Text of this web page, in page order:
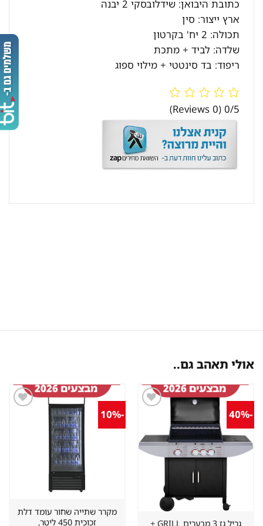
כתובת היבואן: שידלובסקי 2 יבנה
ארץ ייצור: סין
תכולה: 2 יח' בקרטון
שלדה: לביד + מתכת
ריפוד: בד סינטטי + מילוי ספוג
0/5
(0 Reviews)
אולי תאהב גם..
במועדפים
גריל גז 3 מבערים GRILL +
מקרר שתייה שחור עומד דלת
זכוכית 450 ליטר,